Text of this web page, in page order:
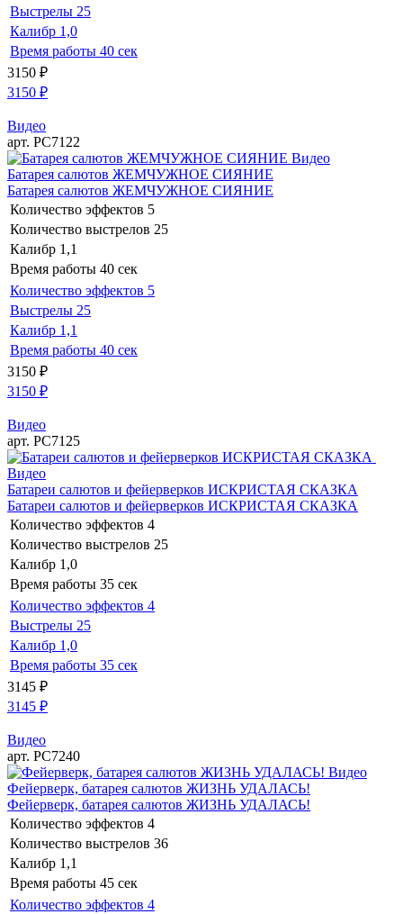
Выстрелы 25
Калибр 1,0
Время работы 40 сек
3150 ₽
3150 ₽
Видео
арт. РС7122
Видео
Батарея салютов ЖЕМЧУЖНОЕ СИЯНИЕ
Батарея салютов ЖЕМЧУЖНОЕ СИЯНИЕ
Количество эффектов 5
Количество выстрелов 25
Калибр 1,1
Время работы 40 сек
Количество эффектов 5
Выстрелы 25
Калибр 1,1
Время работы 40 сек
3150 ₽
3150 ₽
Видео
арт. РС7125
Видео
Батареи салютов и фейерверков ИСКРИСТАЯ СКАЗКА
Батареи салютов и фейерверков ИСКРИСТАЯ СКАЗКА
Количество эффектов 4
Количество выстрелов 25
Калибр 1,0
Время работы 35 сек
Количество эффектов 4
Выстрелы 25
Калибр 1,0
Время работы 35 сек
3145 ₽
3145 ₽
Видео
арт. РС7240
Видео
Фейерверк, батарея салютов ЖИЗНЬ УДАЛАСЬ!
Фейерверк, батарея салютов ЖИЗНЬ УДАЛАСЬ!
Количество эффектов 4
Количество выстрелов 36
Калибр 1,1
Время работы 45 сек
Количество эффектов 4